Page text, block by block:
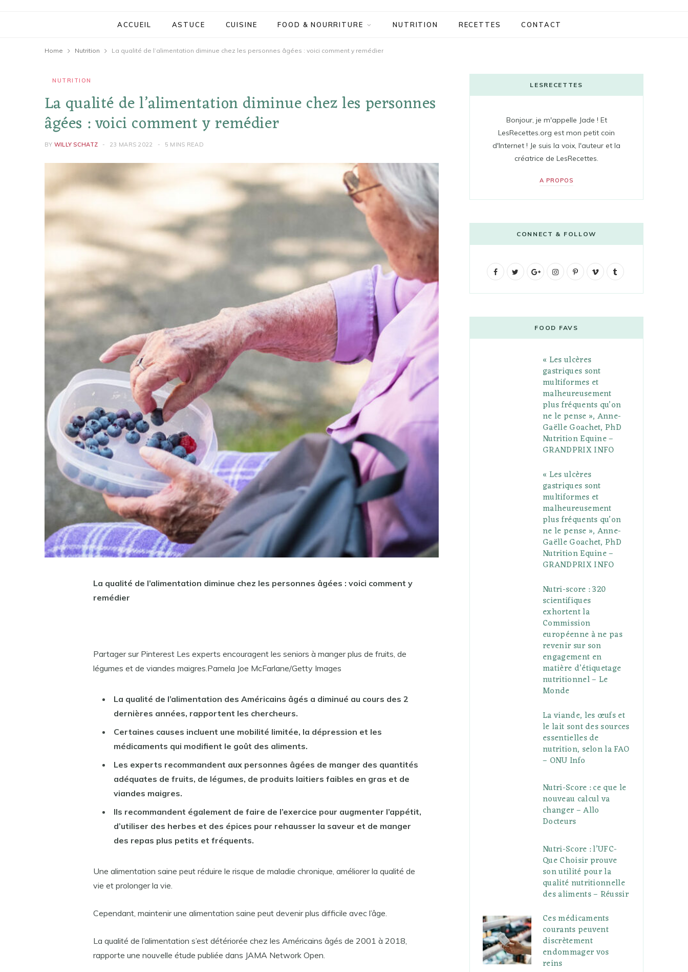
ACCUEIL ASTUCE CUISINE FOOD & NOURRITURE NUTRITION RECETTES CONTACT
Home Nutrition La qualité de l’alimentation diminue chez les personnes âgées : voici comment y remédier
NUTRITION
La qualité de l’alimentation diminue chez les personnes
âgées : voici comment y remédier
BY WILLY SCHATZ 23 MARS 2022 5 MINS READ
La qualité de l’alimentation diminue chez les personnes âgées : voici comment y
remédier
Partager sur Pinterest Les experts encouragent les seniors à manger plus de fruits, de
légumes et de viandes maigres.Pamela Joe McFarlane/Getty Images
La qualité de l’alimentation des Américains âgés a diminué au cours des 2
dernières années, rapportent les chercheurs.
Certaines causes incluent une mobilité limitée, la dépression et les
médicaments qui modifient le goût des aliments.
Les experts recommandent aux personnes âgées de manger des quantités
adéquates de fruits, de légumes, de produits laitiers faibles en gras et de
viandes maigres.
Ils recommandent également de faire de l’exercice pour augmenter l’appétit,
d’utiliser des herbes et des épices pour rehausser la saveur et de manger
des repas plus petits et fréquents.
Une alimentation saine peut réduire le risque de maladie chronique, améliorer la qualité de
vie et prolonger la vie.
Cependant, maintenir une alimentation saine peut devenir plus difficile avec l’âge.
La qualité de l’alimentation s’est détériorée chez les Américains âgés de 2001 à 2018,
rapporte une nouvelle étude publiée dans JAMA Network Open.
LESRECETTES
Bonjour, je m'appelle Jade ! Et
LesRecettes.org est mon petit coin
d'Internet ! Je suis la voix, l'auteur et la
créatrice de LesRecettes.
A PROPOS
CONNECT & FOLLOW
F
b
t
G
g
l
e
P
u
s
I
t
a
g
r
a
P
e
r
e
s
V
o
l
FOOD FAVS
« Les ulcères
gastriques sont
multiformes et
malheureusement
plus fréquents qu’on
ne le pense », Anne-
Gaëlle Goachet, PhD
Nutrition Equine –
GRANDPRIX INFO
« Les ulcères
gastriques sont
multiformes et
malheureusement
plus fréquents qu’on
ne le pense », Anne-
Gaëlle Goachet, PhD
Nutrition Equine –
GRANDPRIX INFO
Nutri-score : 320
scientifiques
exhortent la
Commission
européenne à ne pas
revenir sur son
engagement en
matière d’étiquetage
nutritionnel – Le
Monde
La viande, les œufs et
le lait sont des sources
essentielles de
nutrition, selon la FAO
– ONU Info
Nutri-Score : ce que le
nouveau calcul va
changer – Allo
Docteurs
Nutri-Score : l’UFC-
Que Choisir prouve
son utilité pour la
qualité nutritionnelle
des aliments – Réussir
Ces médicaments
courants peuvent
discrètement
endommager vos
reins